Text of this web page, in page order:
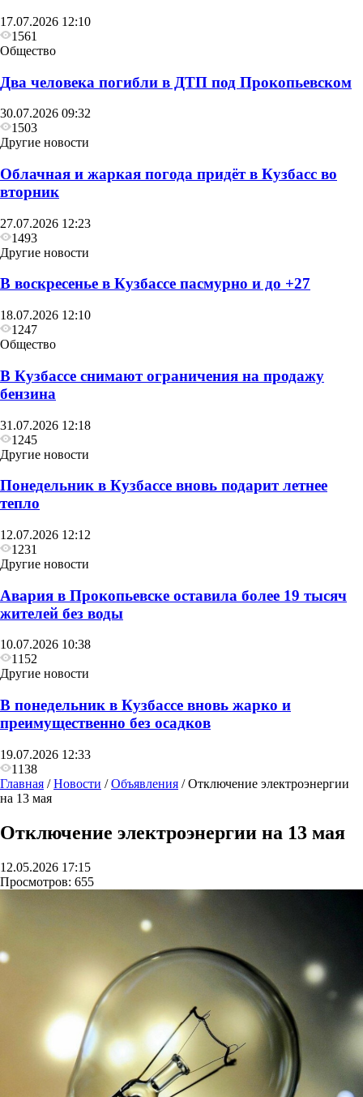
17.07.2026 12:10
1561
Общество
Два человека погибли в ДТП под Прокопьевском
30.07.2026 09:32
1503
Другие новости
Облачная и жаркая погода придёт в Кузбасс во
вторник
27.07.2026 12:23
1493
Другие новости
В воскресенье в Кузбассе пасмурно и до +27
18.07.2026 12:10
1247
Общество
В Кузбассе снимают ограничения на продажу
бензина
31.07.2026 12:18
1245
Другие новости
Понедельник в Кузбассе вновь подарит летнее
тепло
12.07.2026 12:12
1231
Другие новости
Авария в Прокопьевске оставила более 19 тысяч
жителей без воды
10.07.2026 10:38
1152
Другие новости
В понедельник в Кузбассе вновь жарко и
преимущественно без осадков
19.07.2026 12:33
1138
Главная /Новости /Объявления /Отключение электроэнергии
на 13 мая
Отключение электроэнергии на 13 мая
12.05.2026 17:15
Просмотров: 655